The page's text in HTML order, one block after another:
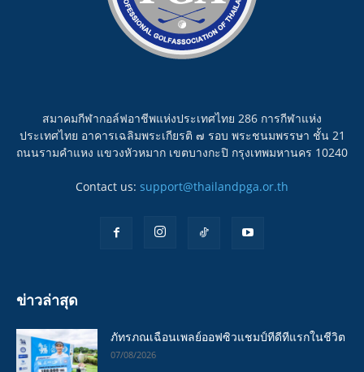
สมาคมกีฬากอล์ฟอาชีพแห่งประเทศไทย 286 การกีฬาแห่ง
ประเทศไทย อาคารเฉลิมพระเกียรติ ๗ รอบ พระชนมพรรษา ชั้น 21
ถนนรามคำแหง แขวงหัวหมาก เขตบางกะปิ กรุงเทพมหานคร 10240
Contact us: support@thailandpga.or.th
ข่าวล่าสุด
ภัทรภณเฉือนเพลย์ออฟซิวแชมป์ทีดีทีแรกในชีวิต
07/08/2026